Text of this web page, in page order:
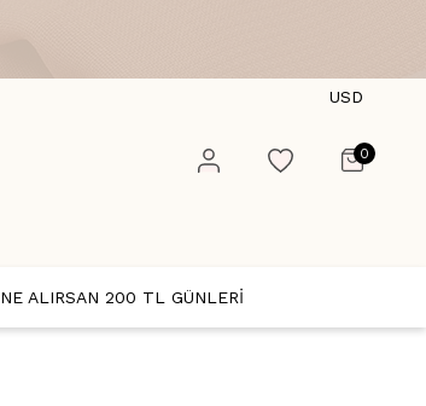
USD
0
NE ALIRSAN 200 TL GÜNLERİ